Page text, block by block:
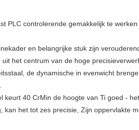
PLC controlerende gemakkelijk te
en belangrijke stuk zijn
het centrum van de hoge
de dynamische in evenwicht
keurt 40 CrMin de hoogte van Ti goed -
kan het tot zes precisie, Zijn oppervlakte